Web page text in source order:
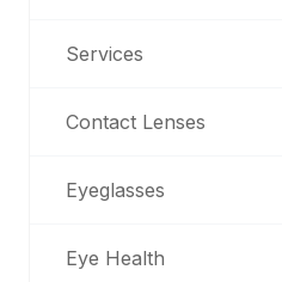
Services
Contact Lenses
Eyeglasses
Eye Health